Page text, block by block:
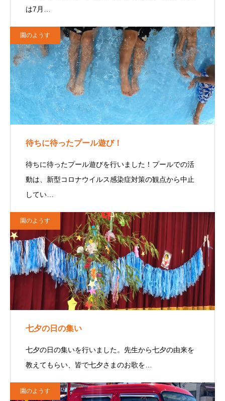
は7月…
園のようす
待ちに待ったプール遊び！
待ちに待ったプール遊びを行いました！プールでの活
動は、新型コロナウイルス感染症対策の観点から中止
してい…
園のようす
七夕の日の集い
七夕の日の集いを行いました。先生から七夕の由来を
教えてもらい、皆で七夕さまのお歌を…
園のようす